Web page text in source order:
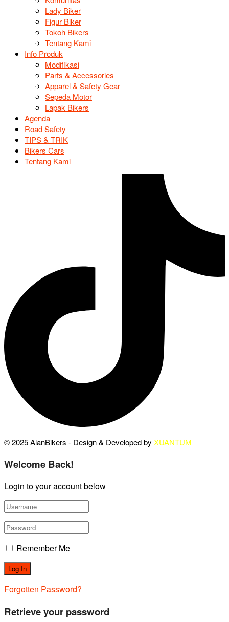
Lady Biker
Figur Biker
Tokoh Bikers
Tentang Kami
Info Produk
Modifikasi
Parts & Accessories
Apparel & Safety Gear
Sepeda Motor
Lapak Bikers
Agenda
Road Safety
TIPS & TRIK
Bikers Cars
Tentang Kami
© 2025 AlanBikers - Design & Developed by XUANTUM
Welcome Back!
Login to your account below
Remember Me
Forgotten Password?
Retrieve your password